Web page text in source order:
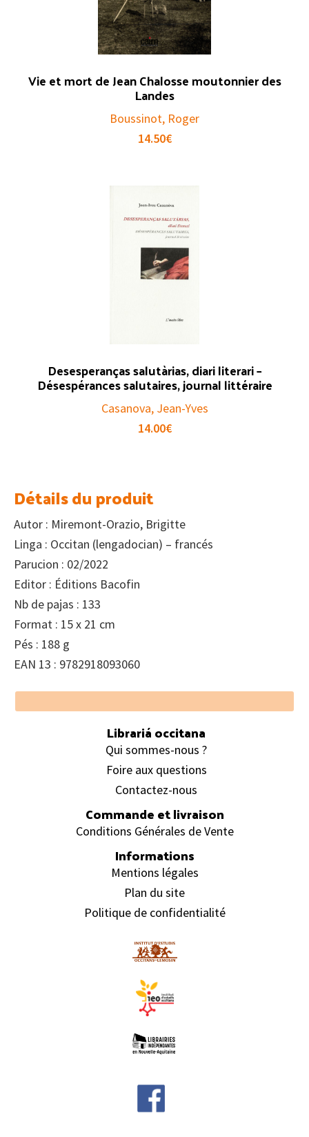
Vie et mort de Jean Chalosse moutonnier des
Landes
Boussinot, Roger
14.50€
Desesperanças salutàrias, diari literari –
Désespérances salutaires, journal littéraire
Casanova, Jean-Yves
14.00€
Détails du produit
Autor : Miremont-Orazio, Brigitte
Linga : Occitan (lengadocian) – francés
Parucion : 02/2022
Editor : Éditions Bacofin
Nb de pajas : 133
Format : 15 x 21 cm
Pés : 188 g
EAN 13 : 9782918093060
Footer
Librariá occitana
Qui sommes-nous ?
Foire aux questions
Contactez-nous
Commande et livraison
Conditions Générales de Vente
Informations
Mentions légales
Plan du site
Politique de confidentialité